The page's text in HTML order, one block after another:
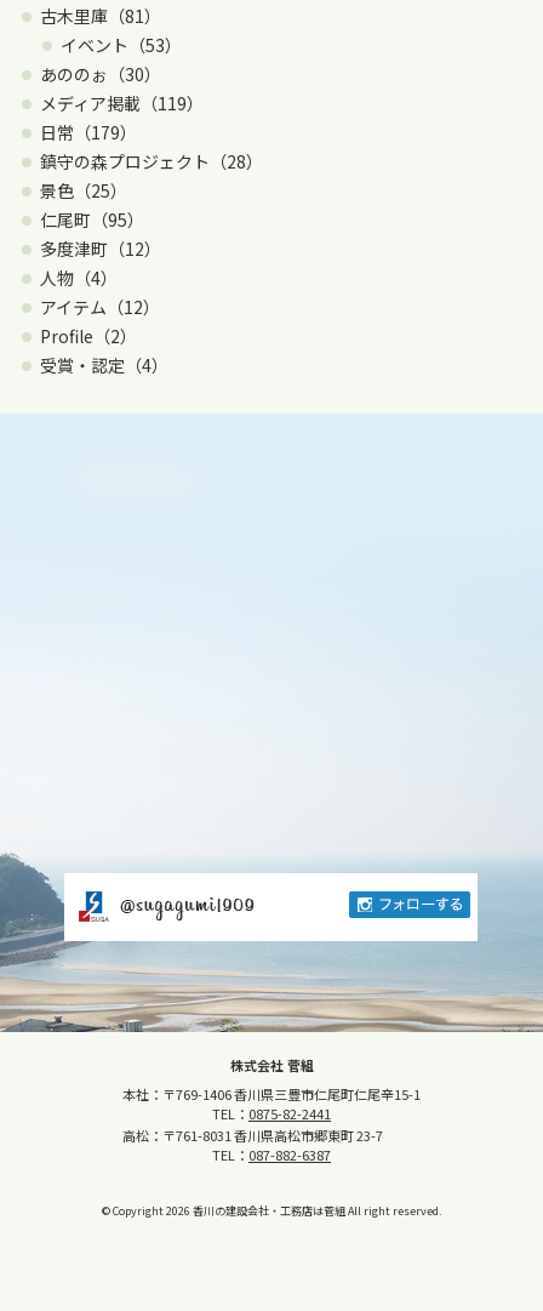
古木里庫（81）
イベント（53）
あののぉ（30）
メディア掲載（119）
日常（179）
鎮守の森プロジェクト（28）
景色（25）
仁尾町（95）
多度津町（12）
人物（4）
アイテム（12）
Profile（2）
受賞・認定（4）
株式会社 菅組
本社：〒769-1406 香川県三豊市仁尾町仁尾辛15-1
TEL： 0875-82-2441
高松：〒761-8031 香川県高松市郷東町 23-7
TEL： 087-882-6387
© Copyright2026 香川の建設会社・工務店は菅組All right reserved.